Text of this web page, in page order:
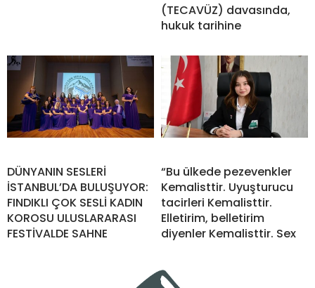
(TECAVÜZ) davasında,
hukuk tarihine
DÜNYANIN SESLERİ
İSTANBUL’DA BULUŞUYOR:
FINDIKLI ÇOK SESLİ KADIN
KOROSU ULUSLARARASI
FESTİVALDE SAHNE
“Bu ülkede pezevenkler
Kemalisttir. Uyuşturucu
tacirleri Kemalisttir.
Elletirim, belletirim
diyenler Kemalisttir. Sex